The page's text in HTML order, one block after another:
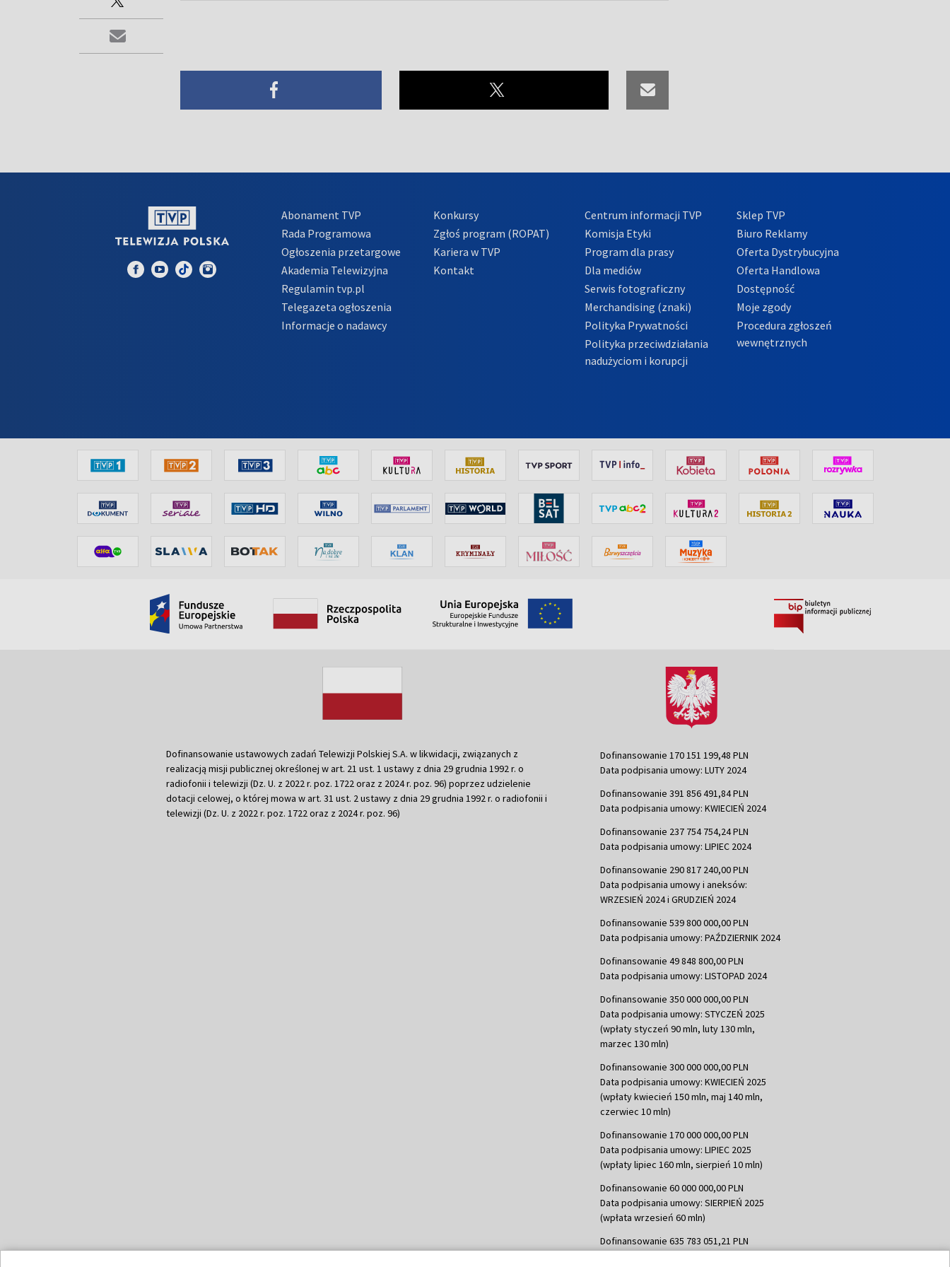
Abonament TVP
Rada Programowa
Ogłoszenia przetargowe
Akademia Telewizyjna
Regulamin tvp.pl
Telegazeta ogłoszenia
Informacje o nadawcy
Konkursy
Zgłoś program (ROPAT)
Kariera w TVP
Kontakt
Centrum informacji TVP
Komisja Etyki
Program dla prasy
Dla mediów
Serwis fotograficzny
Merchandising (znaki)
Polityka Prywatności
Polityka przeciwdziałania
nadużyciom i korupcji
Sklep TVP
Biuro Reklamy
Oferta Dystrybucyjna
Oferta Handlowa
Dostępność
Moje zgody
Procedura zgłoszeń
wewnętrznych
Dofinansowanie ustawowych zadań Telewizji Polskiej S.A. w likwidacji, związanych z
realizacją misji publicznej określonej w art. 21 ust. 1 ustawy z dnia 29 grudnia 1992 r. o
radiofonii i telewizji (Dz. U. z 2022 r. poz. 1722 oraz z 2024 r. poz. 96) poprzez udzielenie
dotacji celowej, o której mowa w art. 31 ust. 2 ustawy z dnia 29 grudnia 1992 r. o radiofonii i
telewizji (Dz. U. z 2022 r. poz. 1722 oraz z 2024 r. poz. 96)
Dofinansowanie 170 151 199,48 PLN
Data podpisania umowy: LUTY 2024
Dofinansowanie 391 856 491,84 PLN
Data podpisania umowy: KWIECIEŃ 2024
Dofinansowanie 237 754 754,24 PLN
Data podpisania umowy: LIPIEC 2024
Dofinansowanie 290 817 240,00 PLN
Data podpisania umowy i aneksów:
WRZESIEŃ 2024 i GRUDZIEŃ 2024
Dofinansowanie 539 800 000,00 PLN
Data podpisania umowy: PAŹDZIERNIK 2024
Dofinansowanie 49 848 800,00 PLN
Data podpisania umowy: LISTOPAD 2024
Dofinansowanie 350 000 000,00 PLN
Data podpisania umowy: STYCZEŃ 2025
(wpłaty styczeń 90 mln, luty 130 mln,
marzec 130 mln)
Dofinansowanie 300 000 000,00 PLN
Data podpisania umowy: KWIECIEŃ 2025
(wpłaty kwiecień 150 mln, maj 140 mln,
czerwiec 10 mln)
Dofinansowanie 170 000 000,00 PLN
Data podpisania umowy: LIPIEC 2025
(wpłaty lipiec 160 mln, sierpień 10 mln)
Dofinansowanie 60 000 000,00 PLN
Data podpisania umowy: SIERPIEŃ 2025
(wpłata wrzesień 60 mln)
Dofinansowanie 635 783 051,21 PLN